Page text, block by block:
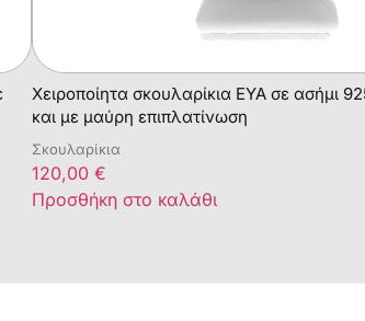
Χειροποίητα σκουλαρίκια ΕΥΑ σε ασήμι
και με μαύρη επιπλατίνωση
Σκουλαρίκια
120,00 €
Προσθήκη στο καλάθι